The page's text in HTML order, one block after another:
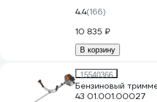
4.4(166)
10 835 ₽
В корзину
15540366
Бензиновый
43 01.001.00027